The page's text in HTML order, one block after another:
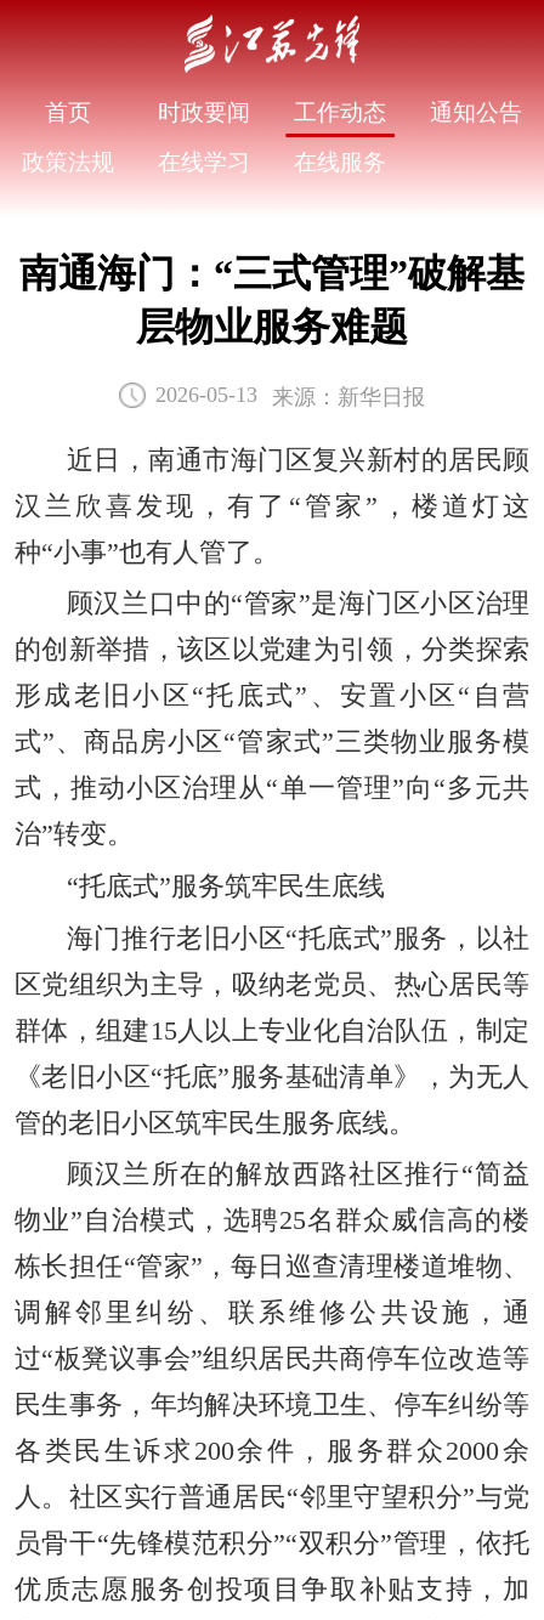
首页 时政要闻 工作动态
通知公告
政策法规
在线学习 在线服务
南通海门：“三式管理”破解基
层物业服务难题
2026-05-13 来源：新华日报
近日，南通市海门区复兴新村的居民顾
汉兰欣喜发现，有了“管家”，楼道灯这
种“小事”也有人管了。
顾汉兰口中的“管家”是海门区小区治理
的创新举措，该区以党建为引领，分类探索
形成老旧小区“托底式”、安置小区“自营
式”、商品房小区“管家式”三类物业服务模
式，推动小区治理从“单一管理”向“多元共
治”转变。
“托底式”服务筑牢民生底线
海门推行老旧小区“托底式”服务，以社
区党组织为主导，吸纳老党员、热心居民等
群体，组建15人以上专业化自治队伍，制定
《老旧小区“托底”服务基础清单》，为无人
管的老旧小区筑牢民生服务底线。
顾汉兰所在的解放西路社区推行“简益
物业”自治模式，选聘25名群众威信高的楼
栋长担任“管家”，每日巡查清理楼道堆物、
调解邻里纠纷、联系维修公共设施，通
过“板凳议事会”组织居民共商停车位改造等
民生事务，年均解决环境卫生、停车纠纷等
各类民生诉求200余件，服务群众2000余
人。社区实行普通居民“邻里守望积分”与党
员骨干“先锋模范积分”“双积分”管理，依托
优质志愿服务创投项目争取补贴支持，加